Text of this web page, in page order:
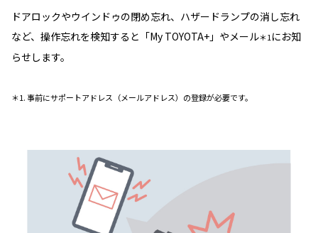
ドアロックやウインドゥの閉め忘れ、ハザードランプの消し忘れ
など、操作忘れを検知すると「My TOYOTA+」やメール＊1 にお知
らせします。
＊1. 事前にサポートアドレス（メールアドレス）の登録が必要です。